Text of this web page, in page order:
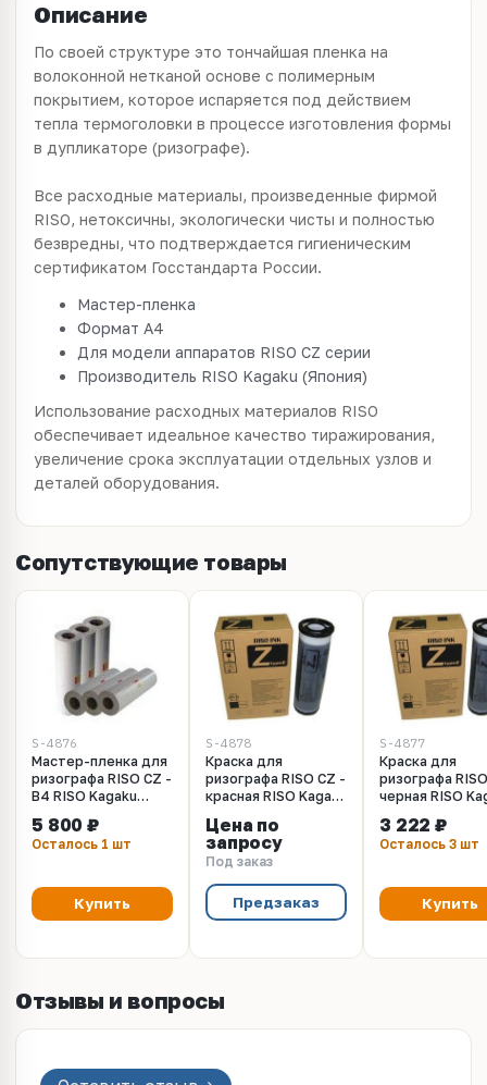
Описание
По своей структуре это тончайшая пленка на
волоконной нетканой основе с полимерным
покрытием, которое испаряется под действием
тепла термоголовки в процессе изготовления формы
в дупликаторе (ризографе).
Все расходные материалы, произведенные фирмой
RISO, нетоксичны, экологически чисты и полностью
безвредны, что подтверждается гигиеническим
сертификатом Госстандарта России.
Мастер-пленка
Формат A4
Для модели аппаратов RISO CZ серии
Производитель RISO Kagaku (Япония)
Использование расходных материалов RISO
обеспечивает идеальное качество тиражирования,
увеличение срока эксплуатации отдельных узлов и
деталей оборудования.
Сопутствующие товары
S-4876
Мастер-пленка для
ризографа RISO CZ -
B4 RISO Kagaku
4876)
5 800 ₽
Осталось 1 шт
Купить
S-4878
Краска для
ризографа RISO CZ -
красная RISO Kagaku
Цена по
запросу
Под заказ
Предзаказ
S-4877
Краска для
ризографа
черная RISO
3 222 ₽
Осталось 3 шт
Купить
Отзывы и вопросы